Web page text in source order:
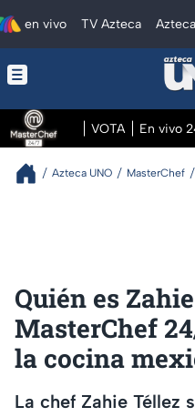
en vivo TV Azteca
VOTA En vivo
Azteca UNO MasterChef
Quién es
MasterChef
la cocina
La chef Zahie Téllez